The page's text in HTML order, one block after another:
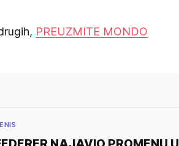
PREUZMITE MONDO